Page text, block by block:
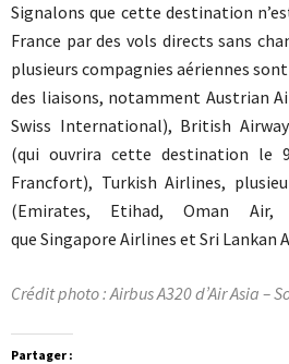
Signalons que cette destination
France par des vols directs sans
plusieurs compagnies aériennes
des liaisons, notamment Austrian
Swiss International), British
(qui ouvrira cette destination le
Francfort), Turkish Airlines,
(Emirates, Etihad, Oman Air,
que Singapore Airlines et Sri Lankan
Crédit photo : Airbus A320 d’Air Asia –
Partager :